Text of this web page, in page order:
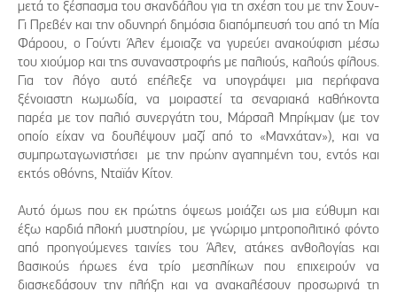
μετά το ξέσπασμα του σκανδάλου για τη σχέση του με την Σουν-
Γι Πρεβέν και την οδυνηρή δημόσια διαπόμπευσή του από τη Μία
Φάροου, ο Γούντι Άλεν έμοιαζε να γυρεύει ανακούφιση μέσω
του χιούμορ και της συναναστροφής με παλιούς, καλούς φίλους.
Για τον λόγο αυτό επέλεξε να υπογράψει μια περήφανα
ξένοιαστη κωμωδία, να μοιραστεί τα σεναριακά καθήκοντα
παρέα με τον παλιό συνεργάτη του, Μάρσαλ Μπρίκμαν (με τον
οποίο είχαν να δουλέψουν μαζί από το «Μανχάταν»), και να
συμπρωταγωνιστήσει με την πρώην αγαπημένη του, εντός και
εκτός οθόνης, Νταϊάν Κίτον.
Αυτό όμως που εκ πρώτης όψεως μοιάζει ως μια εύθυμη και
έξω καρδιά πλοκή μυστηρίου, με γνώριμο μητροπολιτικό φόντο
από προηγούμενες ταινίες του Άλεν, ατάκες ανθολογίας και
βασικούς ήρωες ένα τρίο μεσηλίκων που επιχειρούν να
διασκεδάσουν την πλήξη και να ανακαλέσουν προσωρινά τη